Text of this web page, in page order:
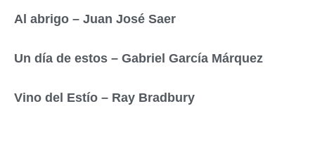
Al abrigo – Juan José Saer
Un día de estos – Gabriel García Márquez
Vino del Estío – Ray Bradbury